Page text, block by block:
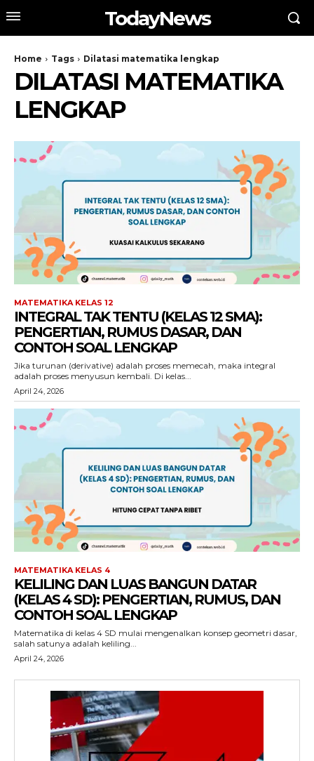
TodayNews
Home Tags Dilatasi matematika lengkap
DILATASI MATEMATIKA
LENGKAP
MATEMATIKA KELAS 12
INTEGRAL TAK TENTU (KELAS 12 SMA):
PENGERTIAN, RUMUS DASAR, DAN
CONTOH SOAL LENGKAP
Jika turunan (derivative) adalah proses memecah, maka integral
adalah proses menyusun kembali. Di kelas...
April 24, 2026
MATEMATIKA KELAS 4
KELILING DAN LUAS BANGUN DATAR
(KELAS 4 SD): PENGERTIAN, RUMUS, DAN
CONTOH SOAL LENGKAP
Matematika di kelas 4 SD mulai mengenalkan konsep geometri dasar,
salah satunya adalah keliling...
April 24, 2026